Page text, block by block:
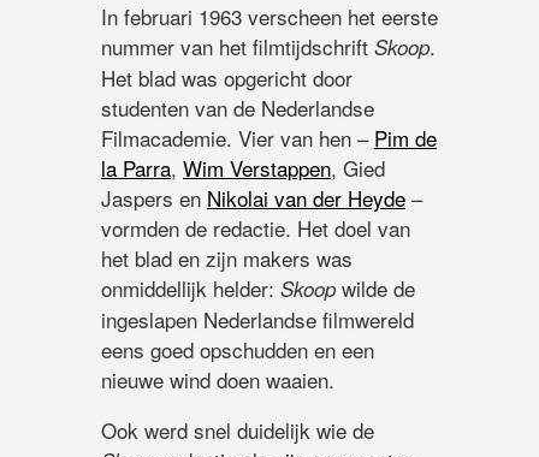
In februari 1963 verscheen het eerste
nummer van het filmtijdschrift Skoop.
Het blad was opgericht door
studenten van de Nederlandse
Filmacademie. Vier van hen – Pim de
la Parra, Wim Verstappen, Gied
Jaspers en Nikolai van der Heyde –
vormden de redactie. Het doel van
het blad en zijn makers was
onmiddellijk helder: Skoop wilde de
ingeslapen Nederlandse filmwereld
eens goed opschudden en een
nieuwe wind doen waaien.
Ook werd snel duidelijk wie de